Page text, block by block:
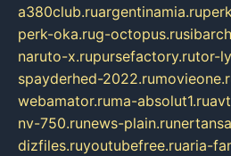
a380club.ruargentinamia.ru
perk-oka.rug-octopus.ru
naruto-x.rupursefactory.rutor-
spayderhed-2022.ru
webamator.ruma-absolut1.ru
nv-750.runews-plain.ru
dizfiles.ruyoutubefree.ruaria-